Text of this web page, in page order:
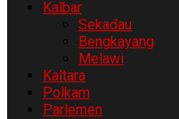
Kalbar
Sekadau
Bengkayang
Melawi
Kaltara
Polkam
Parlemen